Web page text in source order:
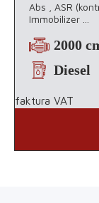
Abs , ASR
Immobilizer
2000
Diesel
faktura VAT